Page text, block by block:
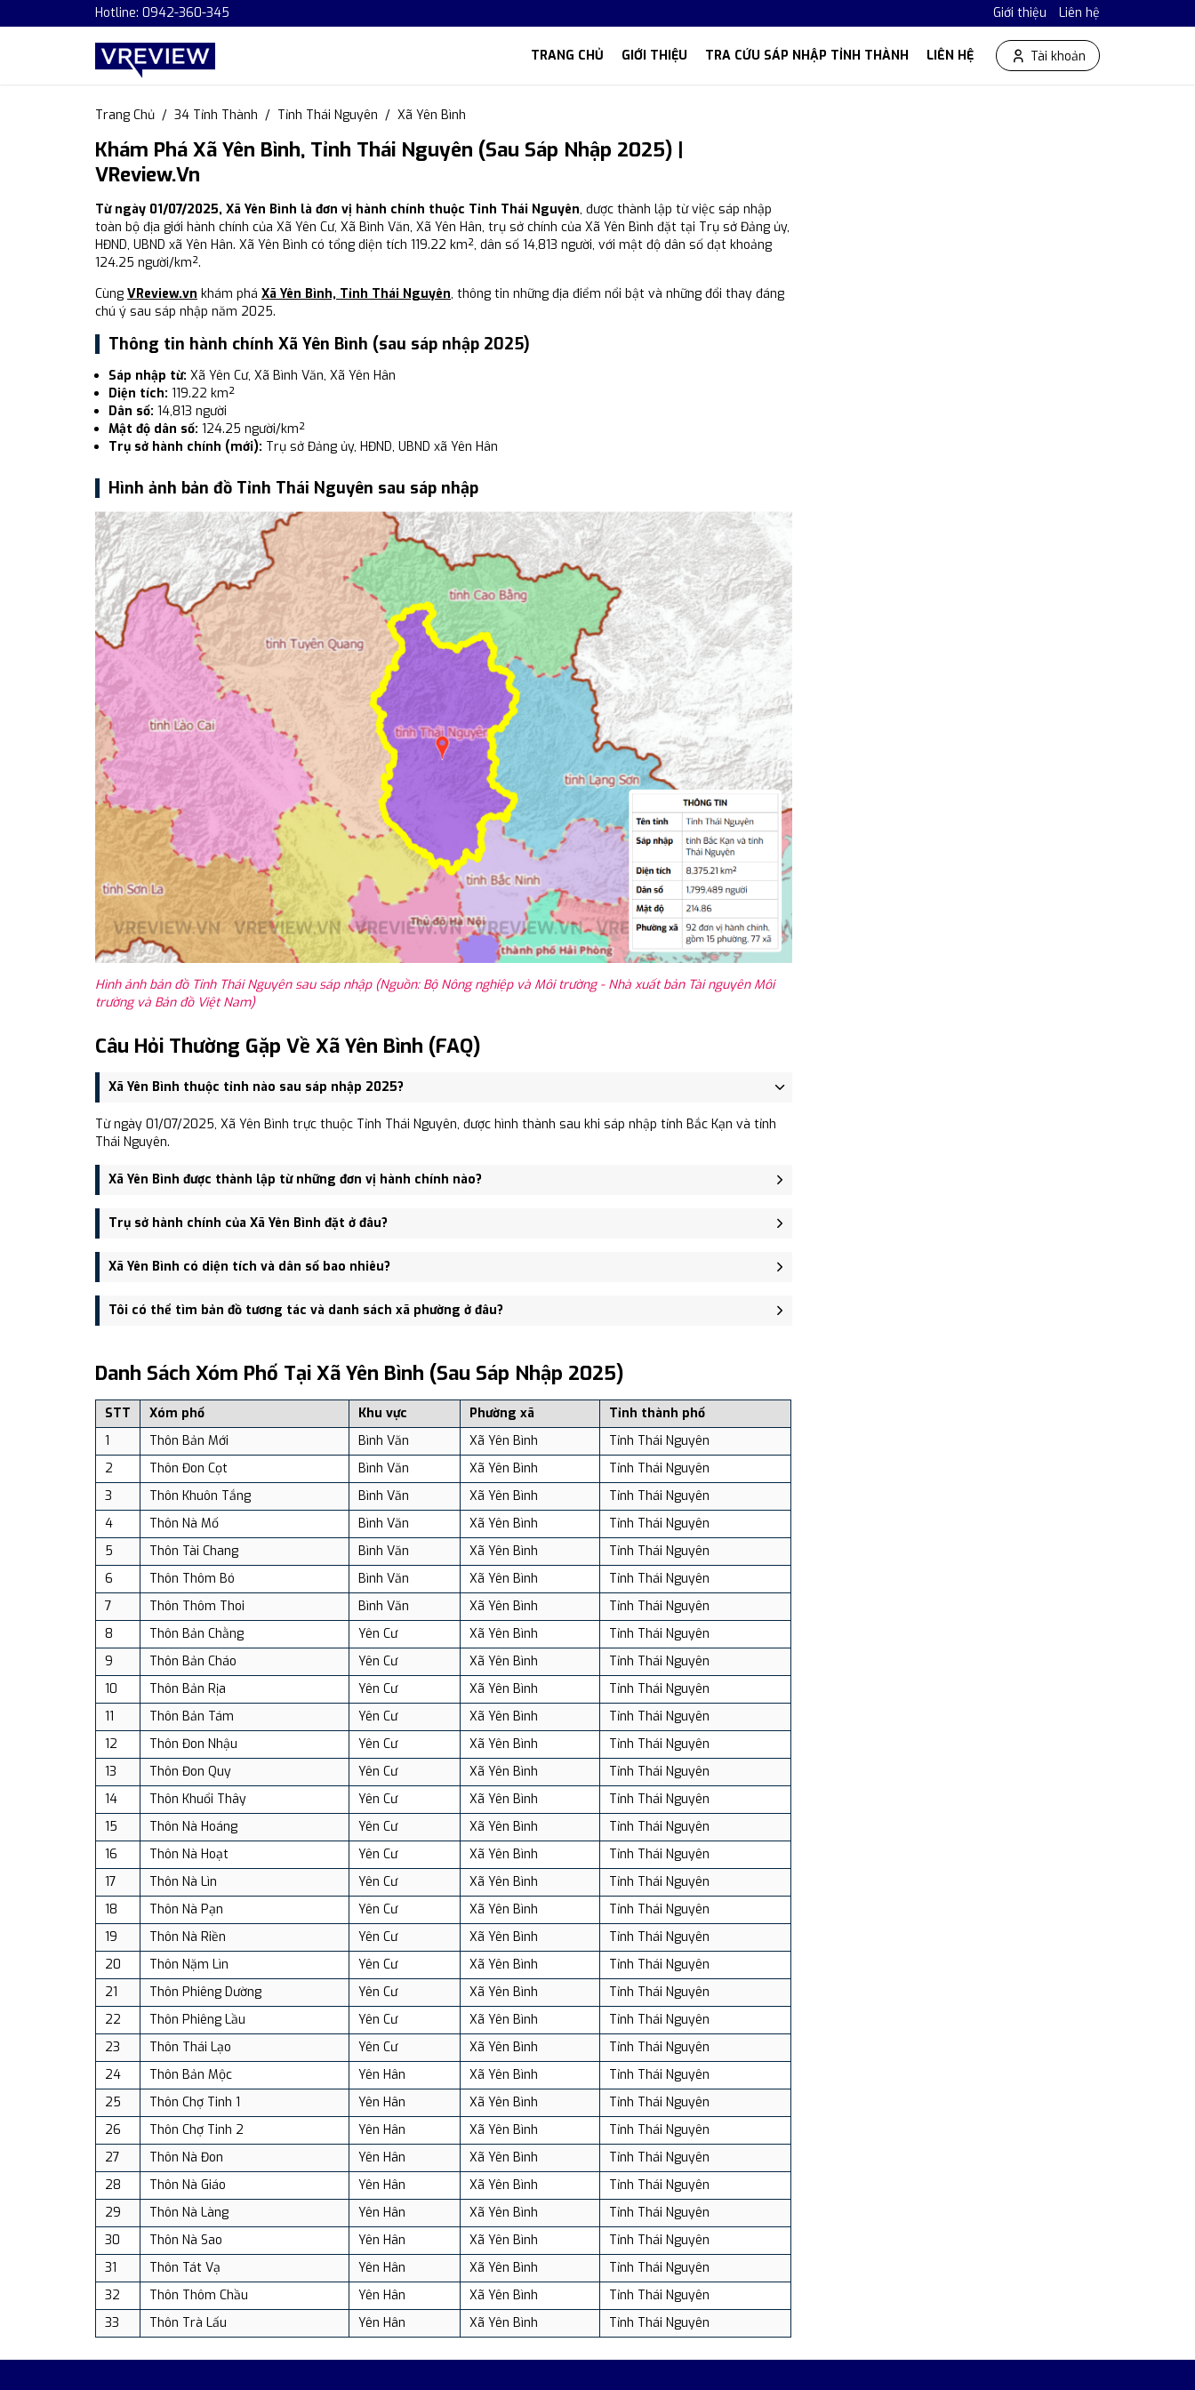
Hotline: 0942-360-345 Giới thiệu Liên hệ
TRANG CHỦ GIỚI THIỆU TRA CỨU SÁP NHẬP TỈNH THÀNH LIÊN HỆ Tài khoản
Trang Chủ 34 Tỉnh Thành Tỉnh Thái Nguyên Xã Yên Bình
Khám Phá Xã Yên Bình, Tỉnh Thái Nguyên (Sau Sáp Nhập 2025) |
VReview.vn
Từ ngày 01/07/2025, Xã Yên Bình là đơn vị hành chính thuộc Tỉnh Thái Nguyên, được thành lập từ việc sáp nhập
toàn bộ địa giới hành chính của Xã Yên Cư, Xã Bình Văn, Xã Yên Hân, trụ sở chính của Xã Yên Bình đặt tại Trụ sở Đảng ủy,
HĐND, UBND xã Yên Hân. Xã Yên Bình có tổng diện tích 119.22 km², dân số 14,813 người, với mật độ dân số đạt khoảng
124.25 người/km².
Cùng VReview.vn khám phá Xã Yên Bình, Tỉnh Thái Nguyên, thông tin những địa điểm nổi bật và những đổi thay đáng
chú ý sau sáp nhập năm 2025.
Thông tin hành chính Xã Yên Bình (sau sáp nhập 2025)
Sáp nhập từ: Xã Yên Cư, Xã Bình Văn, Xã Yên Hân
Diện tích: 119.22 km²
Dân số: 14,813 người
Mật độ dân số: 124.25 người/km²
Trụ sở hành chính (mới): Trụ sở Đảng ủy, HĐND, UBND xã Yên Hân
Hình ảnh bản đồ Tỉnh Thái Nguyên sau sáp nhập
Hình ảnh bản đồ Tỉnh Thái Nguyên sau sáp nhập (Nguồn: Bộ Nông nghiệp và Môi trường - Nhà xuất bản Tài nguyên Môi
trường và Bản đồ Việt Nam)
Câu Hỏi Thường Gặp Về Xã Yên Bình (FAQ)
Xã Yên Bình thuộc tỉnh nào sau sáp nhập 2025?
Từ ngày 01/07/2025, Xã Yên Bình trực thuộc Tỉnh Thái Nguyên, được hình thành sau khi sáp nhập tỉnh Bắc Kạn và tỉnh
Thái Nguyên.
Xã Yên Bình được thành lập từ những đơn vị hành chính nào?
Xã Yên Bình được thành lập trên cơ sở sáp nhập Xã Yên Cư, Xã Bình Văn, Xã Yên Hân.
Trụ sở hành chính của Xã Yên Bình đặt ở đâu?
Trụ sở hành chính mới của Xã Yên Bình đặt tại Trụ sở Đảng ủy, HĐND, UBND xã Yên Hân - trung tâm khu vực thuận
tiện giao thông.
Xã Yên Bình có diện tích và dân số bao nhiêu?
Xã Yên Bình có Diện tích: 119.22 km², Dân số: 14,813 người, Mật độ dân số: Khoảng 124.25 người/km²
Tôi có thể tìm bản đồ tương tác và danh sách xã phường ở đâu?
dịch vụ và du lịch uy tín tại Việt Nam.
Danh Sách Xóm Phố Tại Xã Yên Bình (sau Sáp Nhập 2025)
STT Xóm phố Khu vực Phường xã
Tỉnh thành phố
1
Thôn Bản Mới Bình Văn Xã Yên Bình
Tỉnh Thái Nguyên
2
Thôn Đon Cọt Bình Văn Xã Yên Bình
Tỉnh Thái Nguyên
3
Thôn Khuôn Tắng Bình Văn Xã Yên Bình
Tỉnh Thái Nguyên
4
Thôn Nà Mố Bình Văn Xã Yên Bình
Tỉnh Thái Nguyên
5
Thôn Tài Chang Bình Văn Xã Yên Bình
Tỉnh Thái Nguyên
6
Thôn Thôm Bó Bình Văn Xã Yên Bình
Tỉnh Thái Nguyên
7
Thôn Thôm Thoi Bình Văn Xã Yên Bình
Tỉnh Thái Nguyên
8
Thôn Bản Chằng Yên Cư Xã Yên Bình
Tỉnh Thái Nguyên
9
Thôn Bản Cháo Yên Cư Xã Yên Bình
Tỉnh Thái Nguyên
10
Thôn Bản Rịa Yên Cư Xã Yên Bình
Tỉnh Thái Nguyên
11
Thôn Bản Tám Yên Cư Xã Yên Bình
Tỉnh Thái Nguyên
12
Thôn Đon Nhậu Yên Cư Xã Yên Bình
Tỉnh Thái Nguyên
13
Thôn Đon Quy Yên Cư Xã Yên Bình
Tỉnh Thái Nguyên
14
Thôn Khuổi Thây Yên Cư Xã Yên Bình
Tỉnh Thái Nguyên
15
Thôn Nà Hoáng Yên Cư Xã Yên Bình
Tỉnh Thái Nguyên
16
Thôn Nà Hoạt Yên Cư Xã Yên Bình
Tỉnh Thái Nguyên
17
Thôn Nà Lìn Yên Cư Xã Yên Bình
Tỉnh Thái Nguyên
18
Thôn Nà Pạn Yên Cư Xã Yên Bình
Tỉnh Thái Nguyên
19
Thôn Nà Riền Yên Cư Xã Yên Bình
Tỉnh Thái Nguyên
20
Thôn Nặm Lìn Yên Cư Xã Yên Bình
Tỉnh Thái Nguyên
21
Thôn Phiêng Dường Yên Cư Xã Yên Bình
Tỉnh Thái Nguyên
22
Thôn Phiêng Lầu Yên Cư Xã Yên Bình
Tỉnh Thái Nguyên
23
Thôn Thái Lạo Yên Cư Xã Yên Bình
Tỉnh Thái Nguyên
24
Thôn Bản Mộc Yên Hân Xã Yên Bình
Tỉnh Thái Nguyên
25
Thôn Chợ Tinh 1 Yên Hân Xã Yên Bình
Tỉnh Thái Nguyên
26
Thôn Chợ Tinh 2 Yên Hân Xã Yên Bình
Tỉnh Thái Nguyên
27
Thôn Nà Đon Yên Hân Xã Yên Bình
Tỉnh Thái Nguyên
28
Thôn Nà Giáo Yên Hân Xã Yên Bình
Tỉnh Thái Nguyên
29
Thôn Nà Làng Yên Hân Xã Yên Bình
Tỉnh Thái Nguyên
30
Thôn Nà Sao Yên Hân Xã Yên Bình
Tỉnh Thái Nguyên
31
Thôn Tát Vạ Yên Hân Xã Yên Bình
Tỉnh Thái Nguyên
32
Thôn Thôm Chầu Yên Hân Xã Yên Bình
Tỉnh Thái Nguyên
33
Thôn Trà Lấu Yên Hân Xã Yên Bình Tỉnh Thái Nguyên